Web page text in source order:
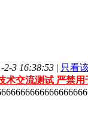
2-3 16:38:53 | 只看
术交流测试 严禁